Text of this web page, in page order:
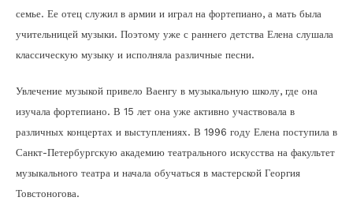
семье. Ее отец служил в армии и играл на фортепиано, а мать была
учительницей музыки. Поэтому уже с раннего детства Елена слушала
классическую музыку и исполняла различные песни.
Увлечение музыкой привело Ваенгу в музыкальную школу, где она
изучала фортепиано. В 15 лет она уже активно участвовала в
различных концертах и выступлениях. В 1996 году Елена поступила в
Санкт-Петербургскую академию театрального искусства на факультет
музыкального театра и начала обучаться в мастерской Георгия
Товстоногова.